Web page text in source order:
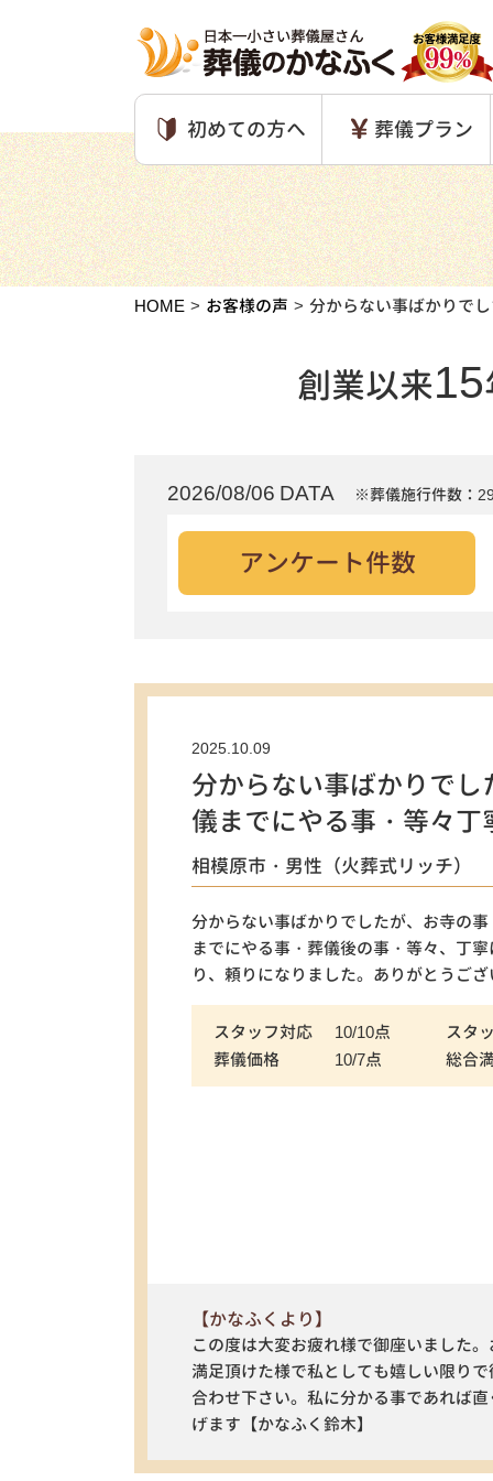
初めての方へ 葬儀プラン
HOME お客様の声 分からない事ばかりで
創業以来15
2026/08/06 DATA ※葬儀施行件数：
アンケート件数
2025.10.09
分からない事ばかりで
儀までにやる事・等々
相模原市・男性（火葬式リッチ）
分からない事ばかりでしたが、お寺の
までにやる事・葬儀後の事・等々、丁
り、頼りになりました。ありがとうご
スタッフ対応 10/10点
スタ
葬儀価格
10/7点 総合
【かなふくより】
この度は大変お疲れ様で御座いました
満足頂けた様で私としても嬉しい限り
合わせ下さい。私に分かる事であれば
げます【かなふく鈴木】